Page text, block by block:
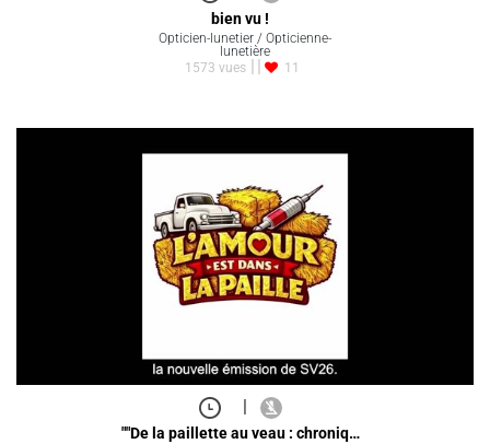
bien vu !
Opticien-lunetier / Opticienne-
lunetière
1573 vues
11
|
""De la paillette au veau : chroniq…